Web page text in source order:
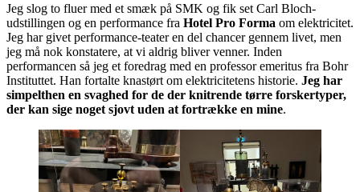
Jeg slog to fluer med et smæk på SMK og fik set Carl Bloch-
udstillingen og en performance fra Hotel Pro Forma om elektricitet.
Jeg har givet performance-teater en del chancer gennem livet, men
jeg må nok konstatere, at vi aldrig bliver venner. Inden
performancen så jeg et foredrag med en professor emeritus fra Bohr
Instituttet. Han fortalte knastørt om elektricitetens historie. Jeg har
simpelthen en svaghed for de der knitrende tørre forskertyper,
der kan sige noget sjovt uden at fortrække en mine.